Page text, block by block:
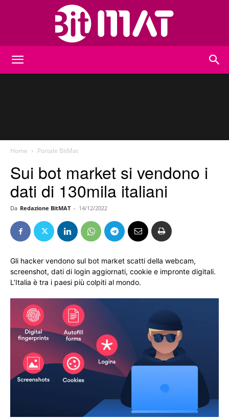
Home Portale BitMat
Sui bot market si vendono i
dati di 130mila italiani
Da Redazione BitMAT - 14/12/2022
Gli hacker vendono sul bot market scatti della webcam,
screenshot, dati di login aggiornati, cookie e impronte digitali.
L’Italia è tra i paesi più colpiti al mondo.